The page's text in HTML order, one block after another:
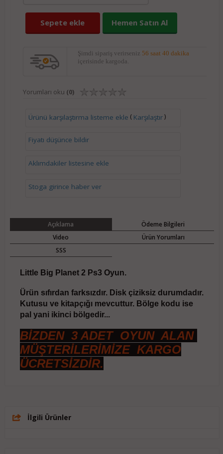
Sepete ekle Hemen Satın Al
Şimdi sipariş verirseniz 56 saat 40 dakika
içerisinde kargoda.
Yorumları oku (0)
Ürünü karşılaştırma listeme ekle ( Karşılaştır)
Fiyatı düşünce bildir
Aklımdakiler listesine ekle
Stoga girince haber ver
Açıklama
Ödeme Bilgileri
Video
Ürün Yorumları
SSS
Little Big Planet 2 Ps3 Oyun.
Ürün sıfırdan farksızdır. Disk çiziksiz durumdadır.
Kutusu ve kitapçığı mevcuttur. Bölge kodu ise
pal yani ikinci bölgedir...
BİZDEN 3 ADET OYUN ALAN
MÜŞTERİLERİMİZE KARGO
ÜCRETSİZDİR.
İlgili Ürünler